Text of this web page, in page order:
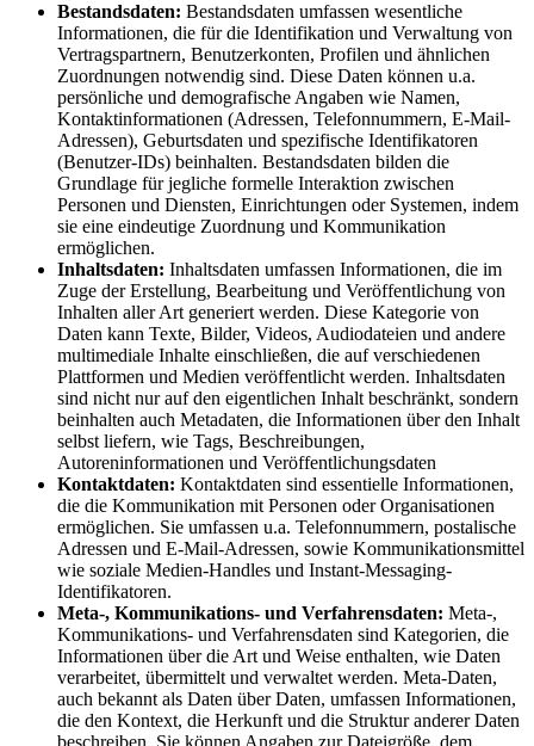
Bestandsdaten: Bestandsdaten umfassen wesentliche
Informationen, die für die Identifikation und Verwaltung von
Vertragspartnern, Benutzerkonten, Profilen und ähnlichen
Zuordnungen notwendig sind. Diese Daten können u.a.
persönliche und demografische Angaben wie Namen,
Kontaktinformationen (Adressen, Telefonnummern, E-Mail-
Adressen), Geburtsdaten und spezifische Identifikatoren
(Benutzer-IDs) beinhalten. Bestandsdaten bilden die
Grundlage für jegliche formelle Interaktion zwischen
Personen und Diensten, Einrichtungen oder Systemen, indem
sie eine eindeutige Zuordnung und Kommunikation
ermöglichen.
Inhaltsdaten: Inhaltsdaten umfassen Informationen, die im
Zuge der Erstellung, Bearbeitung und Veröffentlichung von
Inhalten aller Art generiert werden. Diese Kategorie von
Daten kann Texte, Bilder, Videos, Audiodateien und andere
multimediale Inhalte einschließen, die auf verschiedenen
Plattformen und Medien veröffentlicht werden. Inhaltsdaten
sind nicht nur auf den eigentlichen Inhalt beschränkt, sondern
beinhalten auch Metadaten, die Informationen über den Inhalt
selbst liefern, wie Tags, Beschreibungen,
Autoreninformationen und Veröffentlichungsdaten
Kontaktdaten: Kontaktdaten sind essentielle Informationen,
die die Kommunikation mit Personen oder Organisationen
ermöglichen. Sie umfassen u.a. Telefonnummern, postalische
Adressen und E-Mail-Adressen, sowie Kommunikationsmittel
wie soziale Medien-Handles und Instant-Messaging-
Identifikatoren.
Meta-, Kommunikations- und Verfahrensdaten: Meta-,
Kommunikations- und Verfahrensdaten sind Kategorien, die
Informationen über die Art und Weise enthalten, wie Daten
verarbeitet, übermittelt und verwaltet werden. Meta-Daten,
auch bekannt als Daten über Daten, umfassen Informationen,
die den Kontext, die Herkunft und die Struktur anderer Daten